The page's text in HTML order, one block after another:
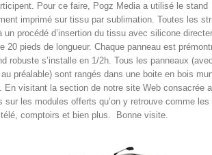
Pour ce faire, Pogz Media a utilisé le stand
imprimé sur tissu par sublimation. Toutes les
procédé d’insertion du tissu avec silicone
20 pieds de longueur. Chaque panneau est
robuste s’installe en 1/2h. Tous les panneaux (avec
préalable) sont rangés dans une boite en bois
visitant la section de notre site Web consacrée
sur les modules offerts qu’on y retrouve comme les
comptoirs et bien plus. Bonne visite.